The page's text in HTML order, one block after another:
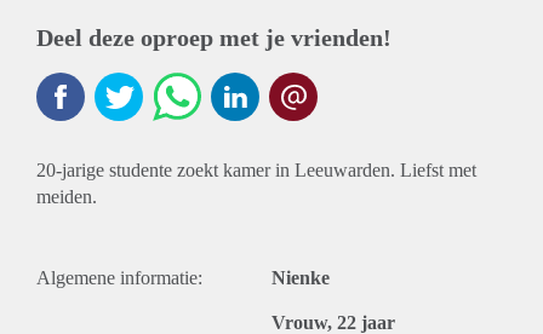
Deel deze oproep met je vrienden!
20-jarige studente zoekt kamer in Leeuwarden. Liefst met
meiden.
Algemene informatie: Nienke
Vrouw, 22 jaar